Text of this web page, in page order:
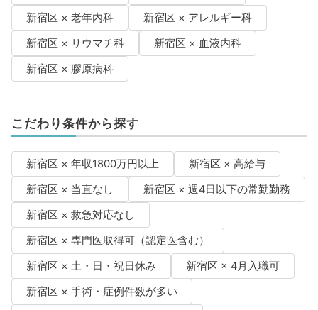
新宿区 × 老年内科
新宿区 × アレルギー科
新宿区 × リウマチ科
新宿区 × 血液内科
新宿区 × 膠原病科
こだわり条件から探す
新宿区 × 年収1800万円以上
新宿区 × 高給与
新宿区 × 当直なし
新宿区 × 週4日以下の常勤勤務
新宿区 × 救急対応なし
新宿区 × 専門医取得可（認定医含む）
新宿区 × 土・日・祝日休み
新宿区 × 4月入職可
新宿区 × 手術・症例件数が多い